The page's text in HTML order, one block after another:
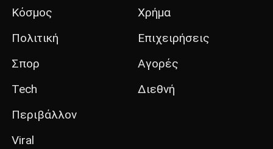
Κόσμος
Πολιτική
Σπορ
Tech
Περιβάλλον
Viral
Χρήμα
Επιχειρήσεις
Αγορές
Διεθνή